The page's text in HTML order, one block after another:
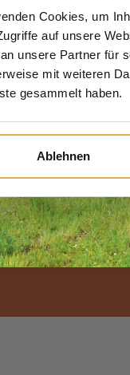
Cookies, um
auf unsere
unsere Partner für
mit weiteren
gesammelt haben.
Ablehnen
–